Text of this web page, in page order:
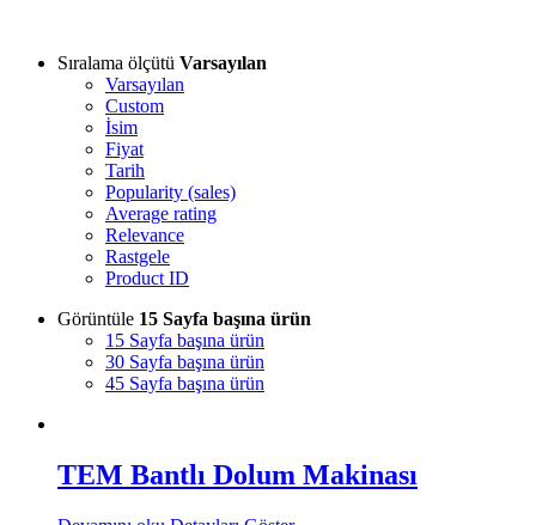
Sıralama ölçütü Varsayılan
Varsayılan
Custom
İsim
Fiyat
Tarih
Popularity (sales)
Average rating
Relevance
Rastgele
Product ID
Görüntüle 15 Sayfa başına ürün
15 Sayfa başına ürün
30 Sayfa başına ürün
45 Sayfa başına ürün
TEM Bantlı Dolum Makinası